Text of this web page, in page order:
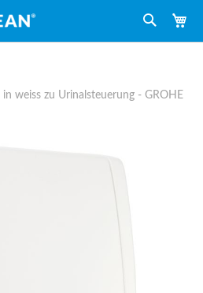
Suche
weiss zu Urinalsteuerung - GROHE